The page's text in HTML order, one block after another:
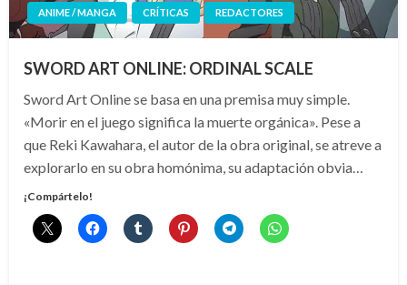
ANIME / MANGA CRÍTICAS REDACTORES
SWORD ART ONLINE: ORDINAL SCALE
Sword Art Online se basa en una premisa muy simple.
«Morir en el juego significa la muerte orgánica». Pese a
que Reki Kawahara, el autor de la obra original, se atreve a
explorarlo en su obra homónima, su adaptación obvia…
¡Compártelo!